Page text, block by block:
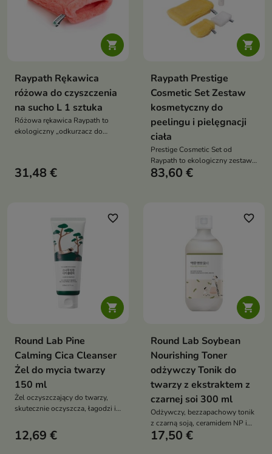

Raypath Rękawica
różowa do czyszczenia
na sucho L 1 sztuka
Różowa rękawica Raypath to
ekologiczny „odkurzacz do
elektrostatycznych przyciągają
31,48 €

Raypath Prestige
Cosmetic Set Zestaw
kosmetyczny do
peelingu i pielęgnacji
ciała
Prestige Cosmetic Set od
Raypath to ekologiczny zestaw
kosmetyczny, który pozwala
rękawice oraz krem Golden Ray
zapewniają skuteczne
detergentów i środków
drażniących
83,60 €

favorite_border
Round Lab Pine
Calming Cica Cleanser
Żel do mycia twarzy
150 ml
Żel oczyszczający do twarzy,
skutecznie oczyszcza, łagodzi i
Działa przeciwzapalnie i
przeciwtrądzikowo,
12,69 €

favorite_border
Round Lab Soybean
Nourishing Toner
odżywczy Tonik do
twarzy z ekstraktem z
czarnej soi 300 ml
Odżywczy, bezzapachowy tonik
z czarną soją, ceramidem NP i
adenozyną wygładza drobne
17,50 €